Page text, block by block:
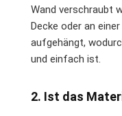
Wand verschraubt
Decke oder an
aufgehängt,
und einfach ist.
2. Ist das